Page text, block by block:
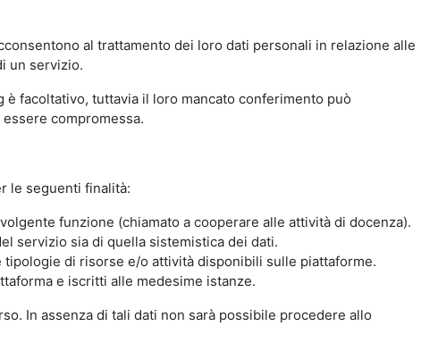
al trattamento dei loro dati personali in relazione alle
un servizio.
facoltativo, tuttavia il loro mancato conferimento può
compromessa.
le seguenti finalità:
funzione (chiamato a cooperare alle attività di docenza).
servizio sia di quella sistemistica dei dati.
di risorse e/o attività disponibili sulle piattaforme.
e iscritti alle medesime istanze.
In assenza di tali dati non sarà possibile procedere allo